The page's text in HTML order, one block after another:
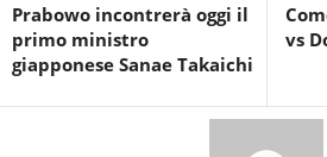
Prabowo incontrerà oggi il
primo ministro
giapponese Sanae Takaichi
vs